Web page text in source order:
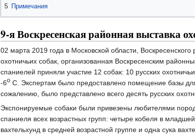
5 Примечания
9-я Воскресенская районная выставка
02 марта 2019 года в Московской области,
охотничьих собак, организованная Воскресенским
спаниелей приняли участие 12 собак: 10 русских
-6о C. Экспертам было предоставлено помещение базы
сожалению, было представлено всего десять русских
Экспонируемые собаки были привезены любителями
спаниеля всех возрастных групп: четыре кобеля в
вахтельхунд в средней возрастной группе и одна сука